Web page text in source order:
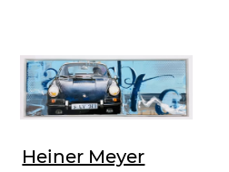
Heiner Meyer